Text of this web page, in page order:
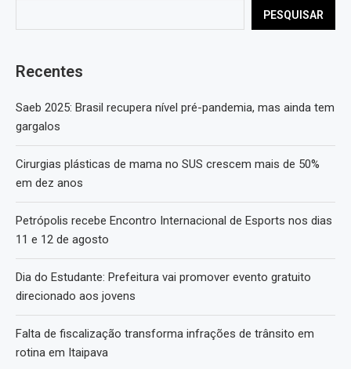
PESQUISAR
Recentes
Saeb 2025: Brasil recupera nível pré-pandemia, mas ainda tem
gargalos
Cirurgias plásticas de mama no SUS crescem mais de 50%
em dez anos
Petrópolis recebe Encontro Internacional de Esports nos dias
11 e 12 de agosto
Dia do Estudante: Prefeitura vai promover evento gratuito
direcionado aos jovens
Falta de fiscalização transforma infrações de trânsito em
rotina em Itaipava